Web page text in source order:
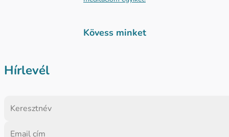
Kövess minket
Hírlevél